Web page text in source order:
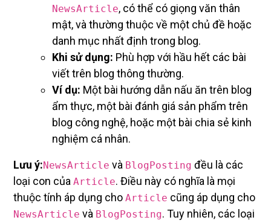
NewsArticle, có thể có giọng văn thân
mật, và thường thuộc về một chủ đề hoặc
danh mục nhất định trong blog.
Khi sử dụng: Phù hợp với hầu hết các bài
viết trên blog thông thường.
Ví dụ: Một bài hướng dẫn nấu ăn trên blog
ẩm thực, một bài đánh giá sản phẩm trên
blog công nghệ, hoặc một bài chia sẻ kinh
nghiệm cá nhân.
Lưu ý:NewsArticle và BlogPosting đều là các
loại con của Article. Điều này có nghĩa là mọi
thuộc tính áp dụng cho Article cũng áp dụng cho
NewsArticle và BlogPosting. Tuy nhiên, các loại